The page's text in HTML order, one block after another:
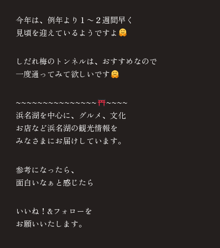
今年は、例年より１〜２週間早く
見頃を迎えているようですよ
しだれ梅のトンネルは、おすすめなので
一度通ってみて欲しいです
~~~~~~~~~~~~~~~
~~~~
浜名湖を中心に、グルメ、文化
お店など浜名湖の観光情報を
みなさまにお届けしています。
参考になったら、
面白いなぁと感じたら
いいね！&フォローを
お願いいたします。